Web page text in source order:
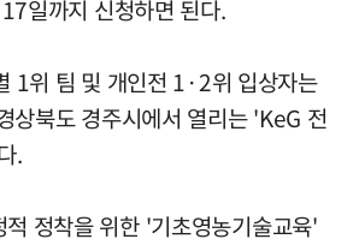
일까지 신청하면 된다.
1위 팀 및 개인전 1·2위 입상자는
상북도 경주시에서 열리는 'KeG 전
.
정착을 위한 '기초영농기술교육'